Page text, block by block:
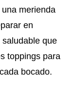
merienda
en
que
toppings para
bocado.